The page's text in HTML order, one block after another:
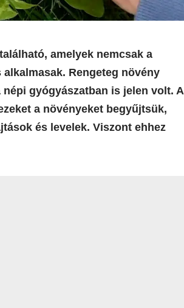
amelyek nemcsak a
Rengeteg növény
gyógyászatban is jelen volt. A
a növényeket begyűjtsük,
és levelek. Viszont ehhez